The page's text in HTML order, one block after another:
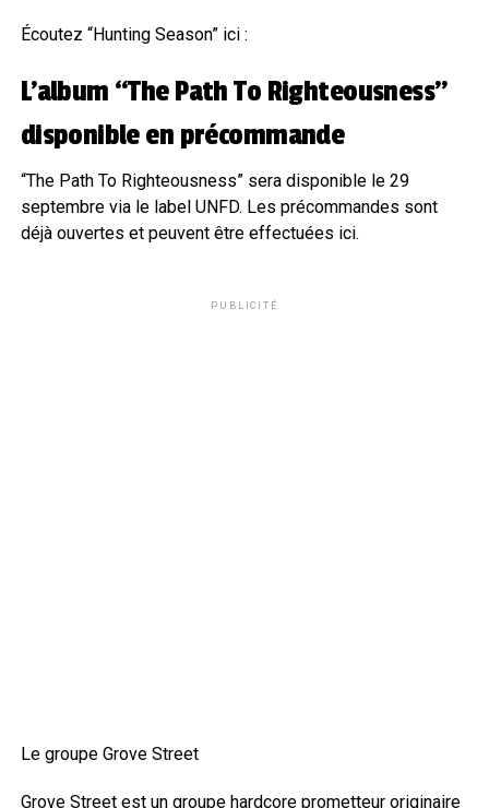
Écoutez “Hunting Season” ici :
L’album “The Path To Righteousness”
disponible en précommande
“The Path To Righteousness” sera disponible le 29
septembre via le label UNFD. Les précommandes sont
déjà ouvertes et peuvent être effectuées ici.
PUBLICITÉ
Le groupe Grove Street
Grove Street est un groupe hardcore prometteur originaire